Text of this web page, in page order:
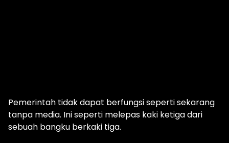
Pemerintah tidak dapat berfungsi seperti sekarang
tanpa media. Ini seperti melepas kaki ketiga dari
sebuah bangku berkaki tiga.